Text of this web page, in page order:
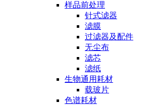
样品前处理
针式滤器
滤膜
过滤器及配件
无尘布
滤芯
滤纸
生物通用耗材
载玻片
色谱耗材